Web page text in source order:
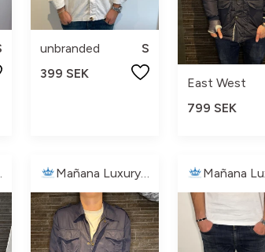
unbranded
S
399 SEK
East West
799 SEK